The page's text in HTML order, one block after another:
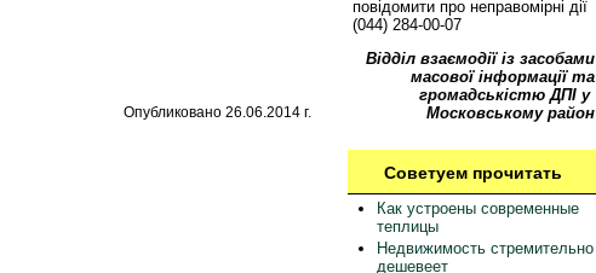
Опубликовано 26.06.2014 г.
повідомити про неправомірні дії
(044) 284-00-07
Відділ взаємодії із засобами
масової інформації та
громадськістю ДПІ у
Московському район
Советуем прочитать
Как устроены современные
теплицы
Недвижимость стремительно
дешевеет